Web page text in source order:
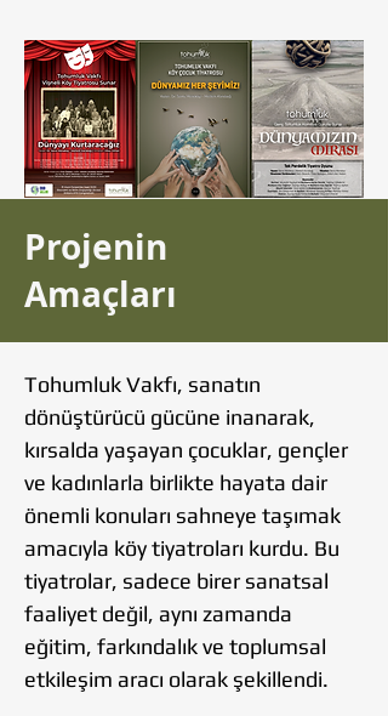
Projenin
Amaçları
Tohumluk Vakfı, sanatın
dönüştürücü gücüne inanarak,
kırsalda yaşayan çocuklar, gençler
ve kadınlarla birlikte hayata dair
önemli konuları sahneye taşımak
amacıyla köy tiyatroları kurdu. Bu
tiyatrolar, sadece birer sanatsal
faaliyet değil, aynı zamanda
eğitim, farkındalık ve toplumsal
etkileşim aracı olarak şekillendi.